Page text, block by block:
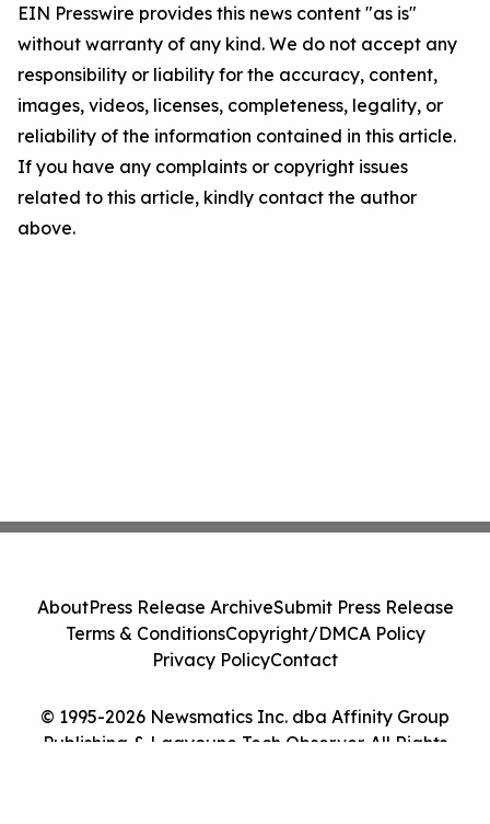
EIN Presswire provides this news content "as is"
without warranty of any kind. We do not accept any
responsibility or liability for the accuracy, content,
images, videos, licenses, completeness, legality, or
reliability of the information contained in this article.
If you have any complaints or copyright issues
related to this article, kindly contact the author
above.
© 1995-2026 Newsmatics Inc. dba Affinity Group
Publishing & Laayoune Tech Observer. All Rights
AboutPress Release ArchiveSubmit Press Release
Terms & ConditionsCopyright/DMCA Policy
Privacy PolicyContact